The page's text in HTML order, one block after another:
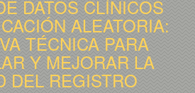
DATOS CLÍNICOS
ALEATORIA:
TÉCNICA PARA
Y MEJORAR LA
DEL REGISTRO